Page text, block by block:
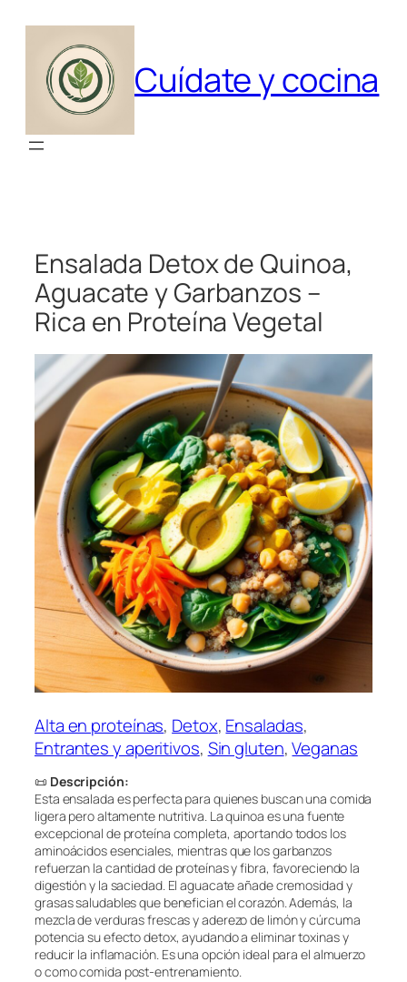
contenido
Cuídate y cocina
Ensalada Detox de Quinoa,
Aguacate y Garbanzos –
Rica en Proteína Vegetal
Alta en proteínas, Detox, Ensaladas
Entrantes y aperitivos, Sin gluten, Veganas
📜 Descripción:
Esta ensalada es perfecta para quienes buscan una comida
ligera pero altamente nutritiva. La quinoa es una fuente
excepcional de proteína completa, aportando todos los
aminoácidos esenciales, mientras que los garbanzos
refuerzan la cantidad de proteínas y fibra, favoreciendo la
digestión y la saciedad. El aguacate añade cremosidad y
grasas saludables que benefician el corazón. Además, la
mezcla de verduras frescas y aderezo de limón y cúrcuma
potencia su efecto detox, ayudando a eliminar toxinas y
reducir la inflamación. Es una opción ideal para el almuerzo
o como comida post-entrenamiento.